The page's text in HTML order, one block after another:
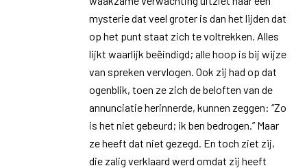
mysterie dat veel groter is dan het lijden dat
op het punt staat zich te voltrekken. Alles
lijkt waarlijk beëindigd; alle hoop is bij wijze
van spreken vervlogen. Ook zij had op dat
ogenblik, toen ze zich de beloften van de
annunciatie herinnerde, kunnen zeggen: “Zo
is het niet gebeurd; ik ben bedrogen.” Maar
ze heeft dat niet gezegd. En toch ziet zij,
die zalig verklaard werd omdat zij heeft